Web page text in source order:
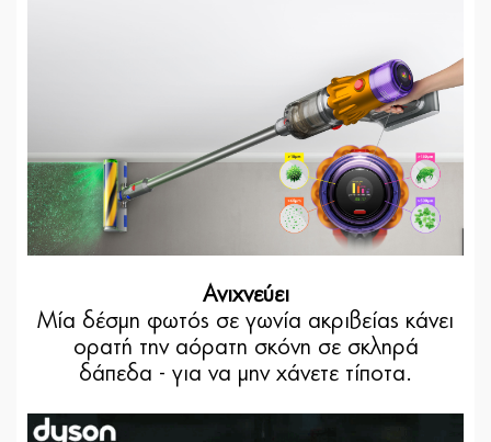
Ανιχνεύει
Μία δέσμη φωτός σε γωνία ακριβείας κάνει
ορατή την αόρατη σκόνη σε σκληρά
δάπεδα - για να μην χάνετε τίποτα.